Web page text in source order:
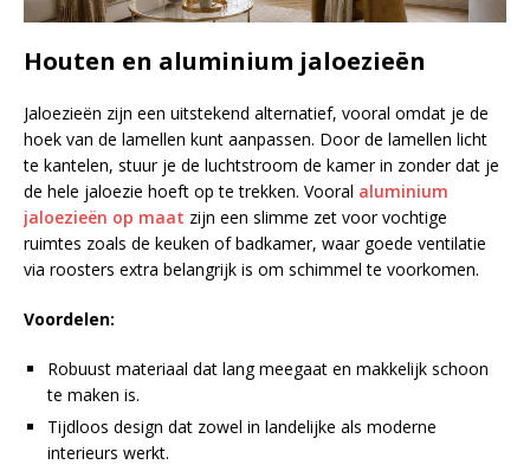
Houten en aluminium jaloezieën
Jaloezieën zijn een uitstekend alternatief, vooral omdat je de
hoek van de lamellen kunt aanpassen. Door de lamellen licht
te kantelen, stuur je de luchtstroom de kamer in zonder dat je
de hele jaloezie hoeft op te trekken. Vooral aluminium
jaloezieën op maat zijn een slimme zet voor vochtige
ruimtes zoals de keuken of badkamer, waar goede ventilatie
via roosters extra belangrijk is om schimmel te voorkomen.
Voordelen:
Robuust materiaal dat lang meegaat en makkelijk schoon
te maken is.
Tijdloos design dat zowel in landelijke als moderne
interieurs werkt.